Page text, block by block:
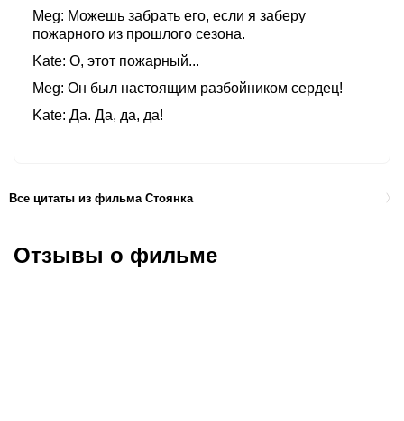
Meg
Можешь забрать его, если я заберу
пожарного из прошлого сезона.
Kate О, этот пожарный...
Meg Он был настоящим разбойником сердец!
Kate Да. Да, да, да!
Все цитаты из фильма Стоянка
Отзывы о фильме